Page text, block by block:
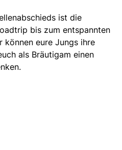
ist die
bis zum entspannten
können eure Jungs ihre
als Bräutigam einen